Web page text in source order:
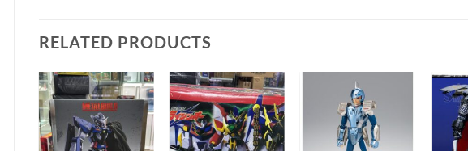
RELATED PRODUCTS